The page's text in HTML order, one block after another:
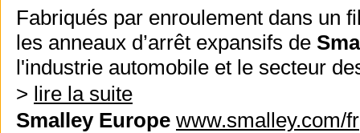
Fabriqués par enroulement dans un
les anneaux d’arrêt expansifs de
l'industrie automobile et le secteur
> lire la suite
Smalley Europe www.smalley.com/fr